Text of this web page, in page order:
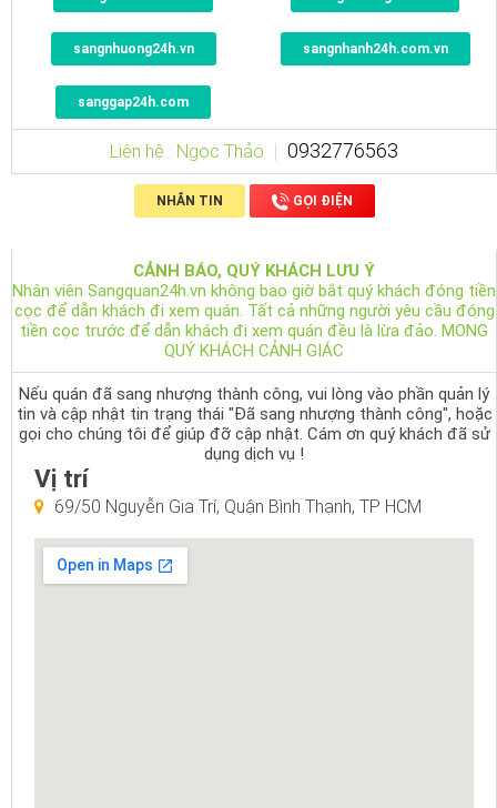
sangnhuong24h.vn sangnhanh24h.com.vn
sanggap24h.com
Liên hệ : Ngọc Thảo 0932776563
NHẮN TIN GỌI ĐIỆN
CẢNH BÁO, QUÝ KHÁCH LƯU Ý
Nhân viên Sangquan24h.vn không bao giờ bắt quý khách đóng tiền
cọc để dẫn khách đi xem quán. Tất cả những người yêu cầu đóng
tiền cọc trước để dẫn khách đi xem quán đều là lừa đảo. MONG
QUÝ KHÁCH CẢNH GIÁC
Nếu quán đã sang nhượng thành công, vui lòng vào phần quản lý
tin và cập nhật tin trạng thái "Đã sang nhượng thành công", hoặc
gọi cho chúng tôi để giúp đỡ cập nhật. Cám ơn quý khách đã sử
dụng dịch vụ !
Vị trí
69/50 Nguyễn Gia Trí, Quận Bình Thạnh, TP HCM